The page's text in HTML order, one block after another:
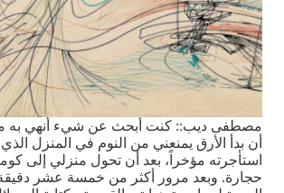
مصطفى ديب:: كنت أبحث عن شيء أنهي به
أن بدأ الأرق يمنعني من النوم في المنزل الذي
استأجرته مؤخراً، بعد أن تحول منزلي إلى
حجارة. وبعد مرور أكثر من خمسة عشر